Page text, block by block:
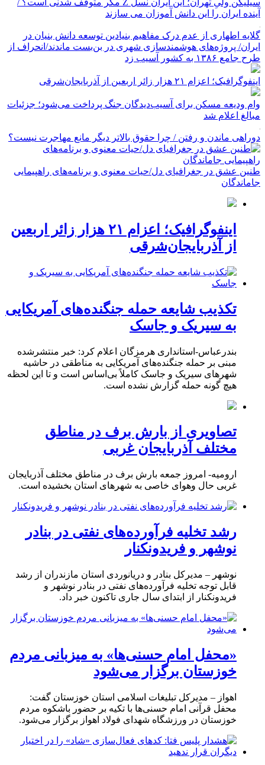
سیلیکن ولیِ تهران؛ این ایران نسل Z مگر متوقف شدنی است؟ /
آینده ایران را این دانش آموزان می سازند
گلایه اطهاری از عدم درک مفاهیم بنیادین توسعه دانش بنیان در
ایران/ پروژه‌های هوشمندسازی شهری در بن‌بست ماندند/انحراف از
طرح جامع ۱۳۸۶ به کشور آسیب زد
اینفوگرافیک؛ اعزام ۲۱ هزار زائر اربعین از آذربایجان‌شرقی
وام ودیعه مسکن برای آسیب‌دیدگان جنگ پرداخت می‌شود؛ جزئیات
مبالغ اعلام شد
دوراهی ماندن و رفتن / چرا حقوق بالاتر دیگر مانع مهاجرت نیست؟
طنین عشق در جغرافیای دل/حیات معنوی و برنامه‌های راهپیمایی
جاماندگان
اینفوگرافیک؛ اعزام ۲۱ هزار زائر اربعین
از آذربایجان‌شرقی
تکذیب شایعه حمله جنگنده‌های آمریکایی
به سیریک و جاسک
بندرعباس-استانداری هرمزگان اعلام کرد: خبر منتشرشده
مبنی بر حمله جنگنده‌های آمریکایی به مناطقی در حاشیه
شهرهای سیریک و جاسک کاملاً بی‌اساس است و تا این لحظه
هیچ گونه حمله گزارش نشده است.
تصاویری از بارش برف در مناطق
مختلف آذربایجان غربی
ارومیه- امروز جمعه بارش برف در مناطق مختلف آذربایجان
غربی حال وهوای خاصی به شهرهای استان بخشیده است.
رشد تخلیه فرآورده‌های نفتی در بنادر
نوشهر و فریدونکنار
نوشهر – مدیرکل بنادر و دریانوردی استان مازندران از رشد
قابل توجه تخلیه فرآورده‌های نفتی در بنادر نوشهر و
فریدونکنار از ابتدای سال جاری تاکنون خبر داد.
«محفل امام حسنی‌ها» به میزبانی مردم
خوزستان برگزار می‌شود
اهواز – مدیرکل تبلیغات اسلامی استان خوزستان گفت:
محفل قرآنی امام حسنی‌ها با تکیه بر حضور باشکوه مردم
خوزستان در ورزشگاه شهدای فولاد اهواز برگزار می‌شود.